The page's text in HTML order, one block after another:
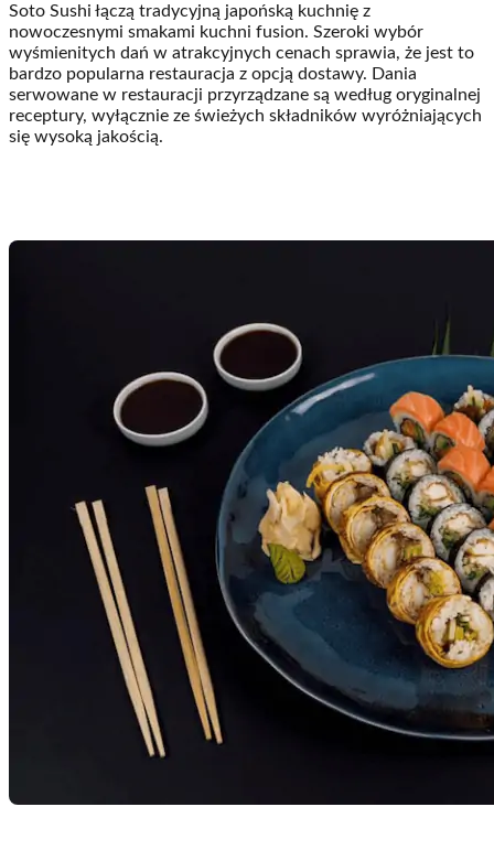
Soto Sushi łączą tradycyjną japońską kuchnię z
nowoczesnymi smakami kuchni fusion. Szeroki wybór
wyśmienitych dań w atrakcyjnych cenach sprawia, że jest to
bardzo popularna restauracja z opcją dostawy. Dania
serwowane w restauracji przyrządzane są według oryginalnej
receptury, wyłącznie ze świeżych składników wyróżniających
się wysoką jakością.